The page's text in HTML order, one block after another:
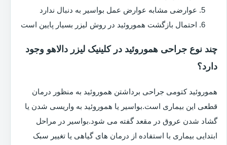
عوارضی مشابه عوارض عمل بواسیر به دنبال ندارد
احتمال بازگشت هموروئید در روش لیزر بسیار پایین است
چند نوع جراحی هموروئید در کلینیک لیزر دالاهو وجود
دارد؟
هموروئید کتومی جراحی برداشتن هموروئید به منظور درمان
قطعی این بیماری است.بواسیر یا هموروئید به واریسی شدن یا
گشاد شدن عروق در مقعد گفته می شود.بواسیر در مراحل
ابتدایی بیماری با استفاده از درمان های گیاهی یا تغییر سبک